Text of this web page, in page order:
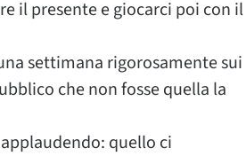
il presente e giocarci poi con il
settimana rigorosamente sui
che non fosse quella la
quello ci